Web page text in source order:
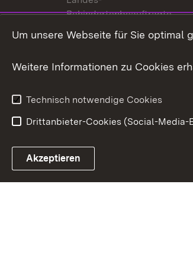
Behindertenbeauftragte
Bürgerreferent
Karriere
Link zum Landesportal
Um unsere Webseite für Sie optimal
Weitere Informationen zu Cookies
Technisch notwendige Cookies
Drittanbieter-Cookies (Social-Media-
Akzeptieren